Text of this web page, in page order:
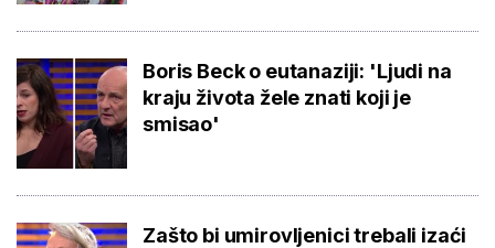
Boris Beck o eutanaziji: 'Ljudi na
kraju života žele znati koji je
smisao'
Zašto bi umirovljenici trebali izaći